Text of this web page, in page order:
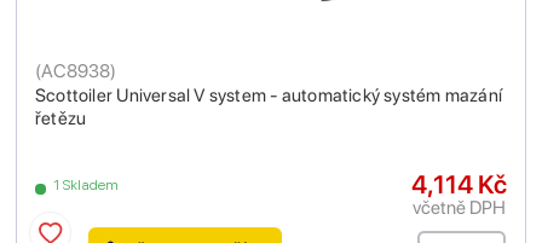
Scottoiler Universal V system - automatický systém mazání
řetězu
(AC8938)
1 Skladem 4,114 Kč
včetně DPH